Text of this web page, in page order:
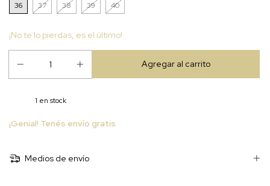
36
37 38 39 40
¡No te lo pierdas, es el último!
1 en stock
¡Genial! Tenés envío gratis
Medios de envío